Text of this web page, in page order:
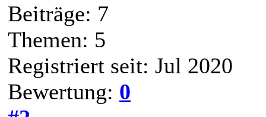
Beiträge: 7
Themen: 5
Registriert seit: Jul 2020
Bewertung: 0